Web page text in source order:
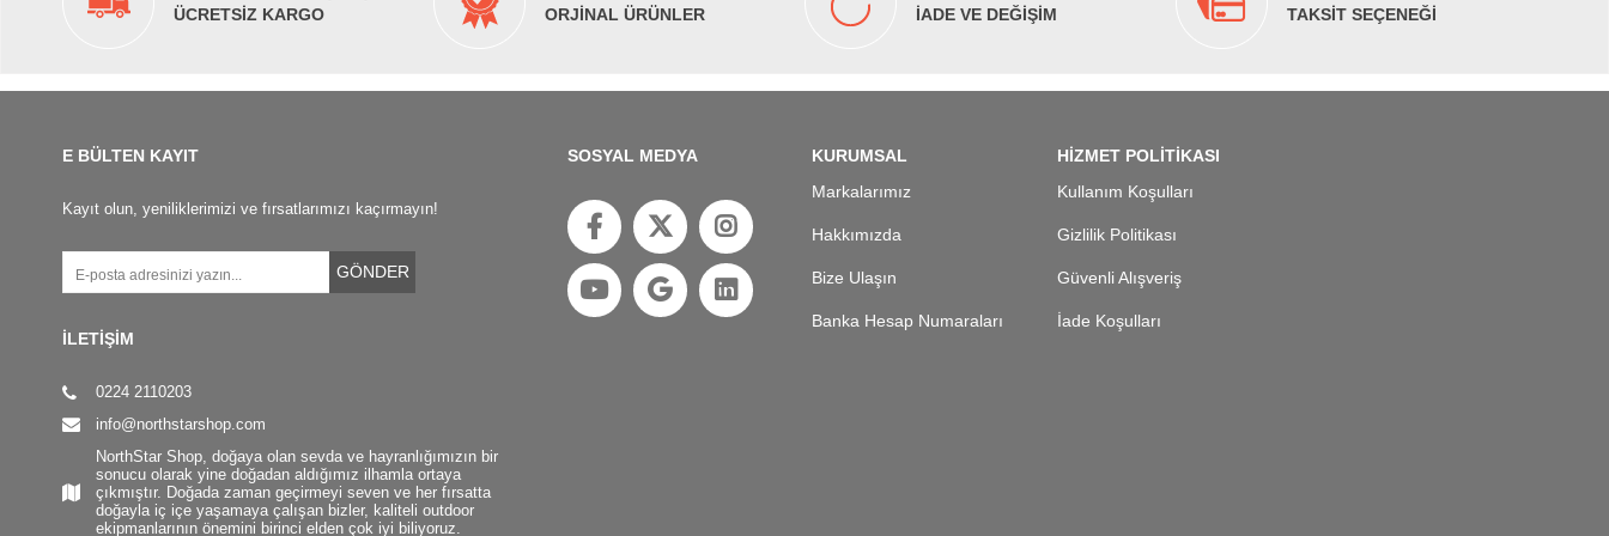
ÜCRETSİZ KARGO
ORJİNAL ÜRÜNLER
İADE VE DEĞİŞİM
TAKSİT SEÇENEĞİ
E BÜLTEN KAYIT
Kayıt olun, yeniliklerimizi ve fırsatlarımızı kaçırmayın!
GÖNDER
İLETİŞİM
0224 2110203
info@northstarshop.com
NorthStar Shop, doğaya olan sevda ve hayranlığımızın bir
sonucu olarak yine doğadan aldığımız ilhamla ortaya
çıkmıştır. Doğada zaman geçirmeyi seven ve her fırsatta
doğayla iç içe yaşamaya çalışan bizler, kaliteli outdoor
ekipmanlarının önemini birinci elden çok iyi biliyoruz.
SOSYAL MEDYA
KURUMSAL
Markalarımız
Hakkımızda
Bize Ulaşın
Banka Hesap Numaraları
HİZMET POLİTİKASI
Kullanım Koşulları
Gizlilik Politikası
Güvenli Alışveriş
İade Koşulları